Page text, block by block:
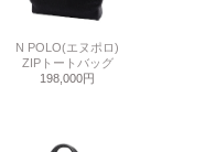
N POLO(エヌポロ)
ZIPトートバッグ
198,000円